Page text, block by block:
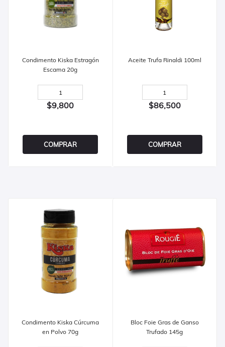
Condimento Kiska Estragón
Escama 20g
$9,800
COMPRAR
Aceite Trufa Rinaldi 100ml
$86,500
COMPRAR
Condimento Kiska Cúrcuma
en Polvo 70g
Bloc Foie Gras de Ganso
Trufado 145g